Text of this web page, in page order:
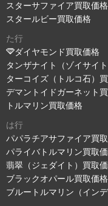
スターサファイア買取価格
スタールビー買取価格
た行
ダイヤモンド買取価格
タンザナイト（ゾイサイ
ターコイズ（トルコ石）
デマントイドガーネット
トルマリン買取価格
は行
パパラチアサファイア買
パライバトルマリン買取
翡翠（ジェダイト）買取
ブラックオパール買取価格
ブルートルマリン（イン